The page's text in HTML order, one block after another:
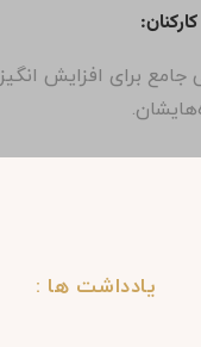
جامع برای افزایش
یادداشت ها :